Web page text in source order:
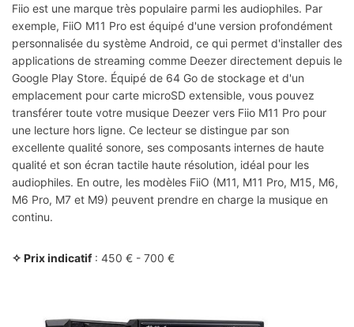
Fiio est une marque très populaire parmi les audiophiles. Par
exemple, FiiO M11 Pro est équipé d'une version profondément
personnalisée du système Android, ce qui permet d'installer des
applications de streaming comme Deezer directement depuis le
Google Play Store. Équipé de 64 Go de stockage et d'un
emplacement pour carte microSD extensible, vous pouvez
transférer toute votre musique Deezer vers Fiio M11 Pro pour
une lecture hors ligne. Ce lecteur se distingue par son
excellente qualité sonore, ses composants internes de haute
qualité et son écran tactile haute résolution, idéal pour les
audiophiles. En outre, les modèles FiiO (M11, M11 Pro, M15, M6,
M6 Pro, M7 et M9) peuvent prendre en charge la musique en
continu.
✧ Prix indicatif: 450 € - 700 €